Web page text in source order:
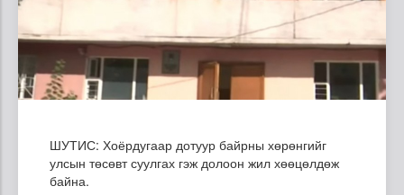
ШУТИС: Хоёрдугаар дотуур байрны хөрөнгийг
улсын төсөвт суулгах гэж долоон жил хөөцөлдөж
байна.